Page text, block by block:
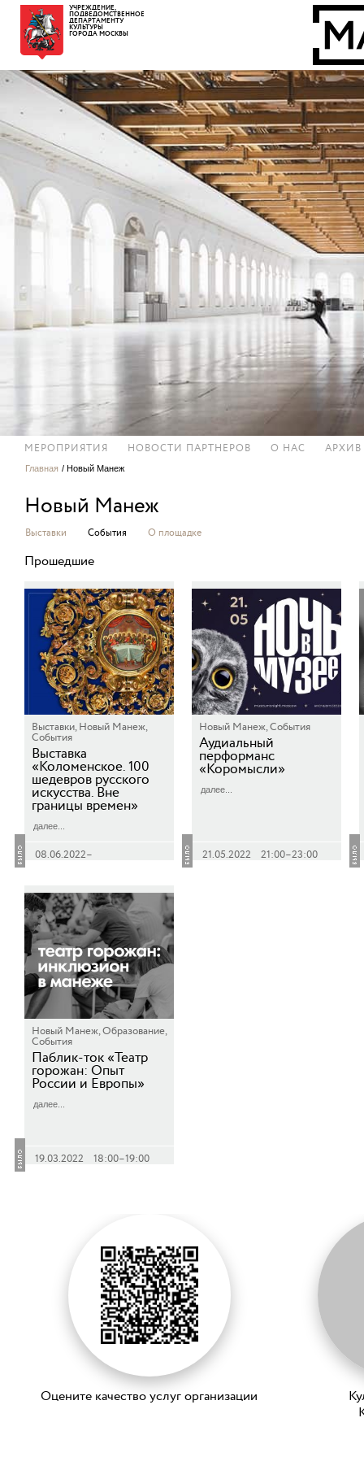
УЧРЕЖДЕНИЕ,
ПОДВЕДОМСТВЕННОЕ
ДЕПАРТАМЕНТУ
КУЛЬТУРЫ
ГОРОДА МОСКВЫ
МЕРОПРИЯТИЯ НОВОСТИ ПАРТНЕРОВ О НАС АРХИВ
Главная / Новый Манеж
Новый Манеж
Выставки События О площадке
Прошедшие
Выставки, Новый Манеж,
События
Выставка
«Коломенское. 100
шедевров русского
искусства. Вне
границы времен»
далее...
08.06.2022–
Новый Манеж, События
Аудиальный
перформанс
«Коромысли»
далее...
21.05.2022 21:00–23:00
Новый Манеж, Образование,
События
Паблик-ток «Театр
горожан: Опыт
России и Европы»
далее...
19.03.2022 18:00–19:00
Оцените качество услуг организации